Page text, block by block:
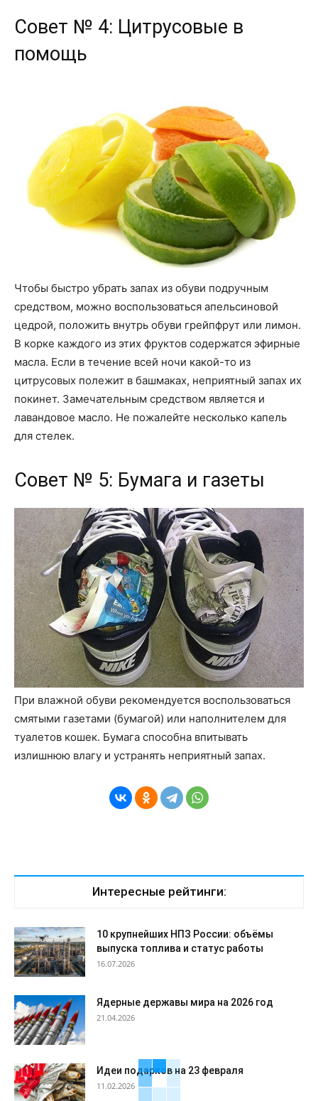
Совет № 4: Цитрусовые в
помощь
Чтобы быстро убрать запах из обуви подручным
средством, можно воспользоваться апельсиновой
цедрой, положить внутрь обуви грейпфрут или лимон.
В корке каждого из этих фруктов содержатся эфирные
масла. Если в течение всей ночи какой-то из
цитрусовых полежит в башмаках, неприятный запах их
покинет. Замечательным средством является и
лавандовое масло. Не пожалейте несколько капель
для стелек.
Совет № 5: Бумага и газеты
При влажной обуви рекомендуется воспользоваться
смятыми газетами (бумагой) или наполнителем для
туалетов кошек. Бумага способна впитывать
излишнюю влагу и устранять неприятный запах.
Интересные рейтинги:
10 крупнейших НПЗ России: объёмы
выпуска топлива и статус работы
16.07.2026
Ядерные державы мира на 2026 год
21.04.2026
Идеи подарков на 23 февраля
11.02.2026